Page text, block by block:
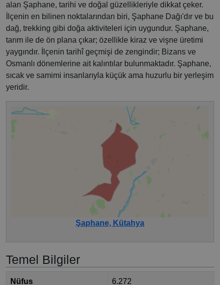
alan Şaphane, tarihi ve doğal güzellikleriyle dikkat çeker.
İlçenin en bilinen noktalarından biri, Şaphane Dağı'dır ve bu
dağ, trekking gibi doğa aktiviteleri için uygundur. Şaphane,
tarım ile de ön plana çıkar; özellikle kiraz ve vişne üretimi
yaygındır. İlçenin tarihî geçmişi de zengindir; Bizans ve
Osmanlı dönemlerine ait kalıntılar bulunmaktadır. Şaphane,
sıcak ve samimi insanlarıyla küçük ama huzurlu bir yerleşim
yeridir.
Şaphane, Kütahya
Temel Bilgiler
Nüfus 6.272